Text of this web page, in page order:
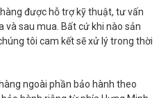
hàng được hỗ trợ kỹ thuật, tư vấn
sau mua. Bất cứ khi nào sản
tôi cam kết sẽ xử lý trong thời
ngoài phần bảo hành theo